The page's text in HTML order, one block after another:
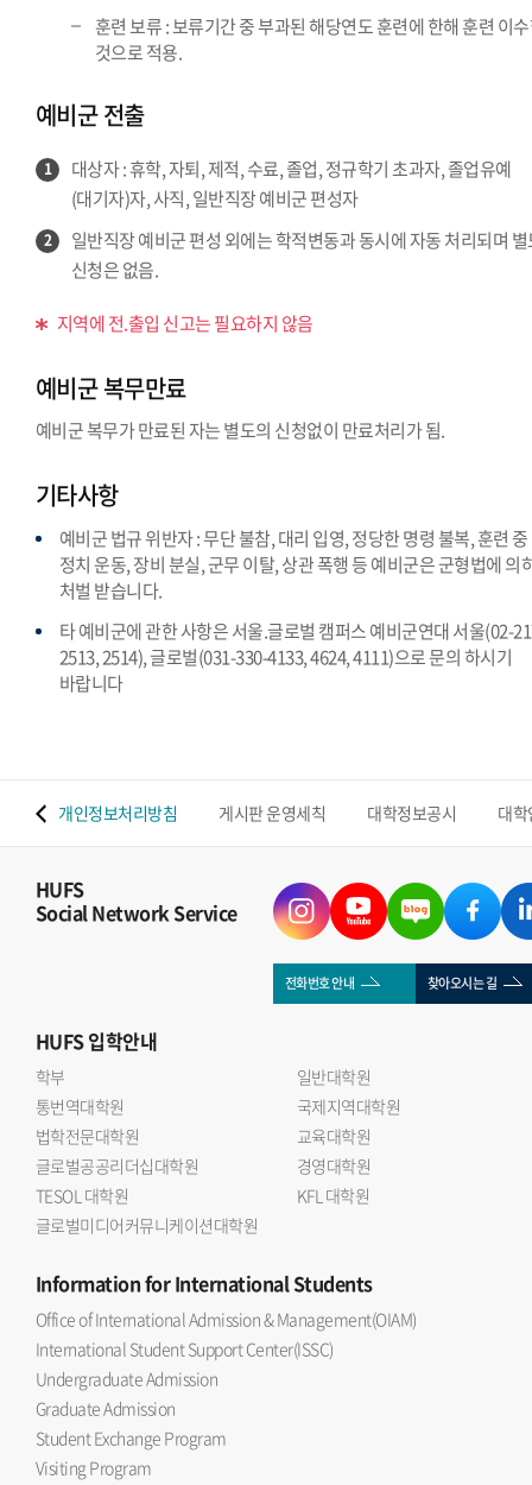
훈련 보류 : 보류기간 중 부과된 해당연도 훈련에 한해 훈련 이
것으로 적용.
예비군 전출
1
대상자 : 휴학, 자퇴, 제적, 수료, 졸업, 정규학기 초과자, 졸업유예
(대기자)자, 사직, 일반직장 예비군 편성자
2
일반직장 예비군 편성 외에는 학적변동과 동시에 자동 처리되며
신청은 없음.
지역에 전.출입 신고는 필요하지 않음
예비군 복무만료
예비군 복무가 만료된 자는 별도의 신청없이 만료처리가 됨.
기타사항
예비군 법규 위반자 : 무단 불참, 대리 입영, 정당한 명령 불복, 훈련 중
정치 운동, 장비 분실, 군무 이탈, 상관 폭행 등 예비군은 군형법에 의
처벌 받습니다.
타 예비군에 관한 사항은 서울.글로벌 캠퍼스 예비군연대 서울(02-
2513, 2514), 글로벌(031-330-4133, 4624, 4111)으로 문의 하시기
바랍니다
개인정보처리방침 게시판 운영세칙 대학정보공시 대
HUFS
Social Network Service
전화번호 안내 찾아오시는 길
HUFS입학안내
학부
일반대학원
통번역대학원
국제지역대학원
법학전문대학원
교육대학원
글로벌공공리더십대학원
경영대학원
TESOL 대학원
KFL 대학원
글로벌미디어커뮤니케이션대학원
Informationfor International Students
Office of International Admission & Management(OIAM)
International Student Support Center(ISSC)
Undergraduate Admission
Graduate Admission
Student Exchange Program
Visiting Program